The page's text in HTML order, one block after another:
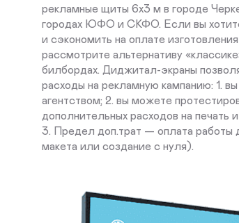
рекламные щиты 6х3 м в городе
городах ЮФО и СКФО. Если вы
и сэкономить на оплате
рассмотрите альтернативу
билбордах. Диджитал-экраны
расходы на рекламную кампанию: 1.
агентством; 2. вы можете
дополнительных расходов на печать
3. Предел доп.трат — оплата работы
макета или создание с нуля).